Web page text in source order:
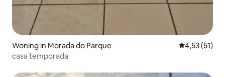
Woning in Morada do Parque Gemiddelde
4,53 (51)
casa temporada